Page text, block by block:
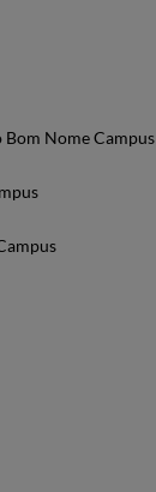
Nome Campus